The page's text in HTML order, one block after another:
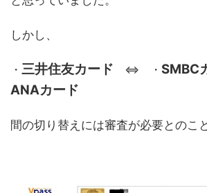
しかし、
・ 三井住友カード ⇔ ・ SMBC
ANAカード
間の切り替えには審査が必要とのこ